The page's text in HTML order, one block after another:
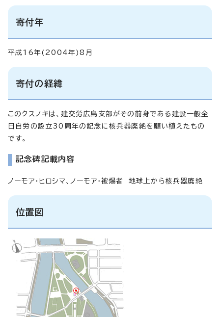
寄付年
平成16年(2004年)8月
寄付の経緯
このクスノキは、建交労広島支部がその前身である建設一般全
日自労の設立30周年の記念に核兵器廃絶を願い植えたもの
です。
記念碑記載内容
ノーモア・ヒロシマ、ノーモア・被爆者 地球上から核兵器廃絶
位置図